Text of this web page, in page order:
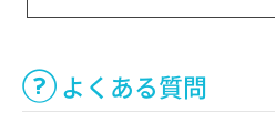
よくある質問